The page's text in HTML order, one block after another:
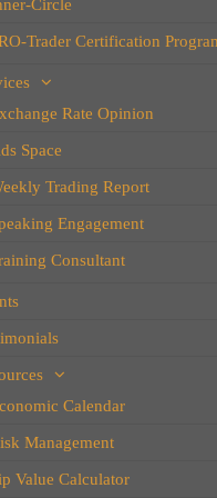
Circle
Trader Certification
Rate Opinion
Space
Trading Report
Engagement
Consultant
Calendar
Management
Value Calculator